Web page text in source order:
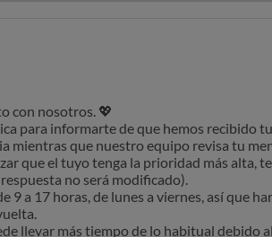
cuidado de la piel coreano
de la piel coreana
sostenibilidad
navegando por nuestras reseñas
con nosotros. 💖
para informarte de que hemos recibido
mientras que nuestro equipo revisa tu
que el tuyo tenga la prioridad más alta,
no será modificado).
9 a 17 horas, de lunes a viernes, así que
llevar más tiempo de lo habitual debido